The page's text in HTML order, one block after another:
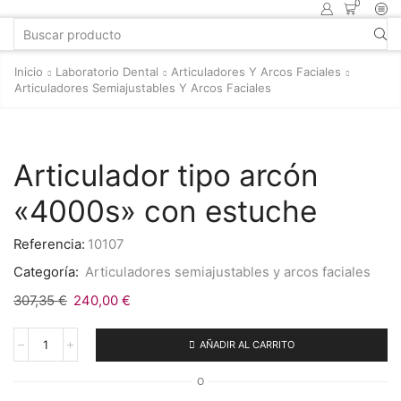
0
Inicio Laboratorio Dental
Articuladores Y Arcos Faciales
Articuladores Semiajustables Y Arcos Faciales
Articulador tipo arcón
«4000s» con estuche
Referencia: 10107
Categoría: Articuladores semiajustables y arcos faciales
307,35€ 240,00 €
AÑADIR AL CARRITO
O